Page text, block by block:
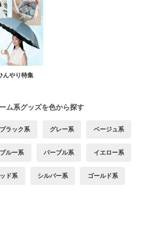
やり特集
ム系グッズを色から探す
ブラック系 グレー系 ベージュ系
ブルー系 パープル系 イエロー系
ド系 シルバー系 ゴールド系